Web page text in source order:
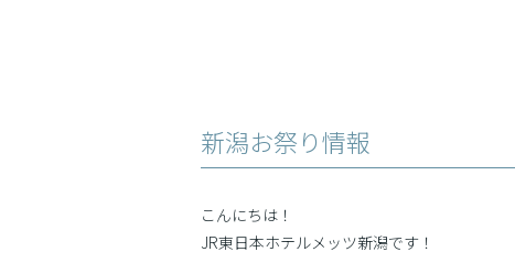
新潟お祭り情報
こんにちは！
JR東日本ホテルメッツ新潟です！